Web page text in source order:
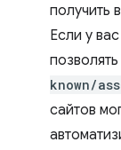
получить
Если у
known/
сайтов